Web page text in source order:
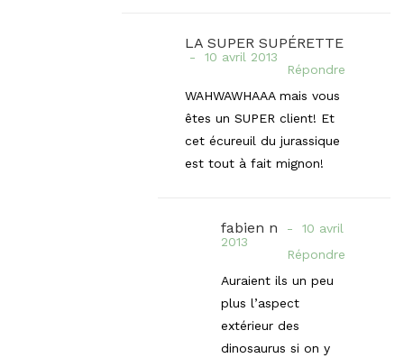
LA SUPER SUPÉRETTE
10 avril 2013
Répondre
WAHWAWHAAA mais vous
êtes un SUPER client! Et
cet écureuil du jurassique
est tout à fait mignon!
fabien n
10 avril
2013
Répondre
Auraient ils un peu
plus l’aspect
extérieur des
dinosaurus si on y